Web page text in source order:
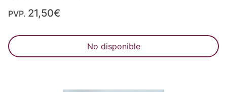
PVP. 21,50€
No disponible